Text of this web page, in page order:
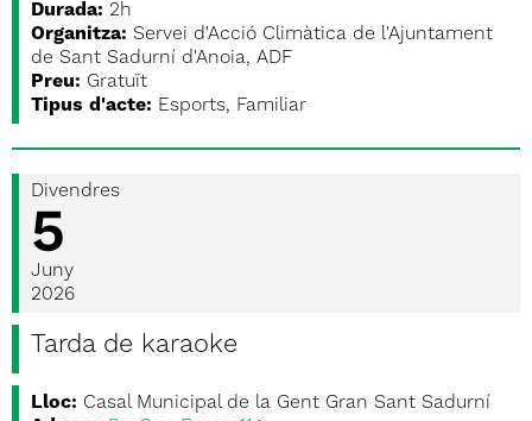
Durada: 2h
Organitza: Servei d'Acció Climàtica de l'Ajuntament
de Sant Sadurní d'Anoia, ADF
Preu: Gratuït
Tipus d'acte: Esports, Familiar
Divendres
5
Juny
2026
Tarda de karaoke
Lloc: Casal Municipal de la Gent Gran Sant Sadurní